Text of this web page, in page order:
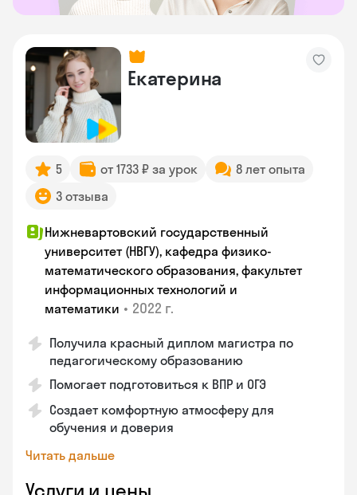
Екатерина
5 от 1733 ₽ за урок
8 лет опыта
3 отзыва
Нижневартовский государственный
университет (НВГУ), кафедра физико-
математического образования, факультет
информационных технологий и
математики • 2022 г.
Получила красный диплом магистра по
педагогическому образованию
Помогает подготовиться к ВПР и ОГЭ
Создает комфортную атмосферу для
обучения и доверия
Читать дальше
Услуги и цены